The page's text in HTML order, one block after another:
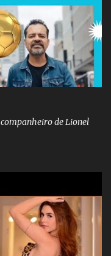
de Lionel